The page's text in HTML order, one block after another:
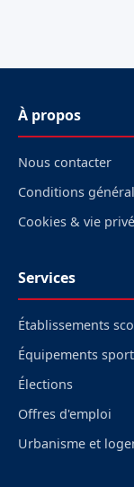
À propos
Nous contacter
Conditions
Cookies & vie
Services
Établissements
Équipements
Élections
Offres d'emploi
Urbanisme et